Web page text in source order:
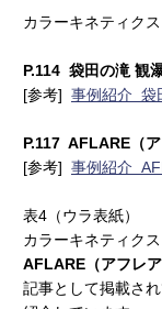
カラーキネティク
P.114 袋田の滝 観
[参考] 事例紹介 袋
P.117 AFLARE（ア
[参考] 事例紹介
表4（ウラ表紙）
カラーキネティク
AFLARE（アフレア
記事として掲載さ